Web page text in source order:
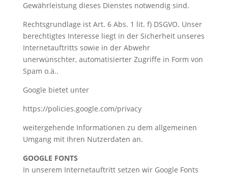
Gewährleistung dieses Dienstes notwendig sind.
Rechtsgrundlage ist Art. 6 Abs. 1 lit. f) DSGVO. Unser
berechtigtes Interesse liegt in der Sicherheit unseres
Internetauftritts sowie in der Abwehr
unerwünschter, automatisierter Zugriffe in Form von
Spam o.ä..
Google bietet unter
https://policies.google.com/privacy
weitergehende Informationen zu dem allgemeinen
Umgang mit Ihren Nutzerdaten an.
GOOGLE FONTS
In unserem Internetauftritt setzen wir Google Fonts